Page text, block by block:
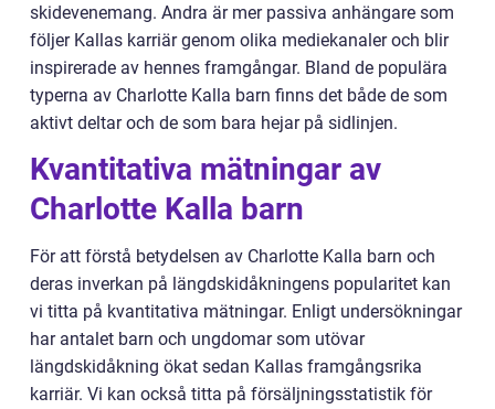
skidevenemang. Andra är mer passiva anhängare som
följer Kallas karriär genom olika mediekanaler och blir
inspirerade av hennes framgångar. Bland de populära
typerna av Charlotte Kalla barn finns det både de som
aktivt deltar och de som bara hejar på sidlinjen.
Kvantitativa mätningar av
Charlotte Kalla barn
För att förstå betydelsen av Charlotte Kalla barn och
deras inverkan på längdskidåkningens popularitet kan
vi titta på kvantitativa mätningar. Enligt undersökningar
har antalet barn och ungdomar som utövar
längdskidåkning ökat sedan Kallas framgångsrika
karriär. Vi kan också titta på försäljningsstatistik för